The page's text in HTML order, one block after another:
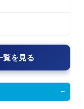
覧を見る